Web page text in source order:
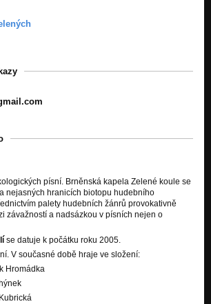
TAM
písní. Brněnská kapela Zelené koule se
nejasných hranicích biotopu hudebního
palety hudebních žánrů provokativně
závažností a nadsázkou v písních nejen o
se datuje k počátku roku 2005.
V současné době hraje ve složení:
Hromádka